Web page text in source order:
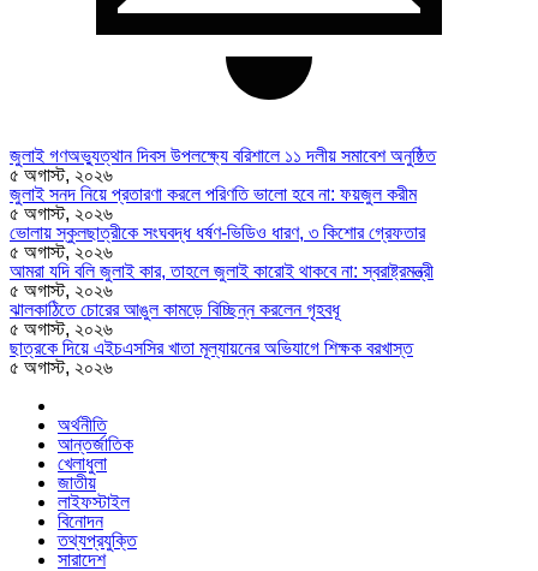
জুলাই গণঅভ্যুত্থান দিবস উপলক্ষ্যে বরিশালে ১১ দলীয় সমাবেশ অনুষ্ঠিত
৫ অগাস্ট, ২০২৬
জুলাই সনদ নিয়ে প্রতারণা করলে পরিণতি ভালো হবে না: ফয়জুল করীম
৫ অগাস্ট, ২০২৬
ভোলায় স্কুলছাত্রীকে সংঘবদ্ধ ধর্ষণ-ভিডিও ধারণ, ৩ কিশোর গ্রেফতার
৫ অগাস্ট, ২০২৬
আমরা যদি বলি জুলাই কার, তাহলে জুলাই কারোই থাকবে না: স্বরাষ্ট্রমন্ত্রী
৫ অগাস্ট, ২০২৬
ঝালকাঠিতে চোরের আঙুল কামড়ে বিচ্ছিন্ন করলেন গৃহবধূ
৫ অগাস্ট, ২০২৬
ছাত্রকে দিয়ে এইচএসসির খাতা মূল্যায়নের অভিযাগে শিক্ষক বরখাস্ত
৫ অগাস্ট, ২০২৬
অর্থনীতি
আন্তর্জাতিক
খেলাধুলা
জাতীয়
লাইফস্টাইল
বিনোদন
তথ্যপ্রযুক্তি
সারাদেশ